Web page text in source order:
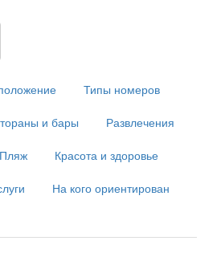
Типы номеров
и бары Развлечения
Пляж Красота и здоровье
На кого ориентирован